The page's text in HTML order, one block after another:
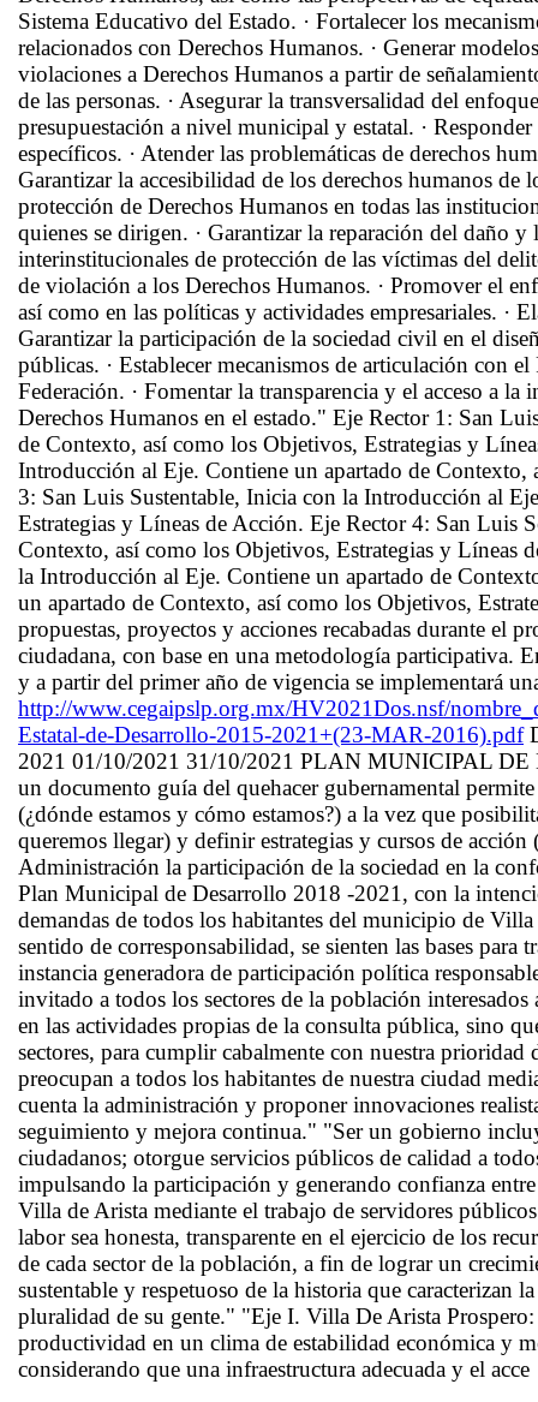
Sistema Educativo del Estado. · Fortalecer los
relacionados con Derechos Humanos. · Generar
violaciones a Derechos Humanos a partir de
de las personas. · Asegurar la transversalidad del
presupuestación a nivel municipal y estatal. ·
específicos. · Atender las problemáticas de derechos
Garantizar la accesibilidad de los derechos humanos de
protección de Derechos Humanos en todas las
quienes se dirigen. · Garantizar la reparación del daño
interinstitucionales de protección de las víctimas del
de violación a los Derechos Humanos. · Promover el
así como en las políticas y actividades empresariales. ·
Garantizar la participación de la sociedad civil en el
públicas. · Establecer mecanismos de articulación con
Federación. · Fomentar la transparencia y el acceso a
Derechos Humanos en el estado." Eje Rector 1: San
de Contexto, así como los Objetivos, Estrategias y
Introducción al Eje. Contiene un apartado de
3: San Luis Sustentable, Inicia con la Introducción al
Estrategias y Líneas de Acción. Eje Rector 4: San Luis
Contexto, así como los Objetivos, Estrategias y
la Introducción al Eje. Contiene un apartado de
un apartado de Contexto, así como los Objetivos,
propuestas, proyectos y acciones recabadas durante el
ciudadana, con base en una metodología participativa.
y a partir del primer año de vigencia se implementará
http://www.cegaipslp.org.mx/HV2021Dos.nsf/
Estatal-de-Desarrollo-2015-2021+(23-MAR-2016).pdf
2021 01/10/2021 31/10/2021 PLAN MUNICIPAL
un documento guía del quehacer gubernamental
(¿dónde estamos y cómo estamos?) a la vez que
queremos llegar) y definir estrategias y cursos de
Administración la participación de la sociedad en la
Plan Municipal de Desarrollo 2018 -2021, con la
demandas de todos los habitantes del municipio de
sentido de corresponsabilidad, se sienten las bases
instancia generadora de participación política
invitado a todos los sectores de la población interesados
en las actividades propias de la consulta pública, sino
sectores, para cumplir cabalmente con nuestra prioridad
preocupan a todos los habitantes de nuestra ciudad
cuenta la administración y proponer innovaciones
seguimiento y mejora continua." "Ser un gobierno
ciudadanos; otorgue servicios públicos de calidad a
impulsando la participación y generando confianza
Villa de Arista mediante el trabajo de servidores
labor sea honesta, transparente en el ejercicio de los
de cada sector de la población, a fin de lograr un
sustentable y respetuoso de la historia que caracterizan
pluralidad de su gente." "Eje I. Villa De Arista
productividad en un clima de estabilidad económica y
considerando que una infraestructura adecuada y el acce